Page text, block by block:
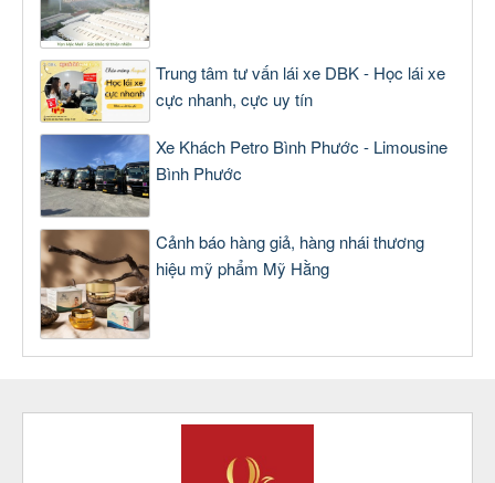
Trung tâm tư vấn lái xe DBK - Học lái xe
cực nhanh, cực uy tín
Xe Khách Petro Bình Phước - Limousine
Bình Phước
Cảnh báo hàng giả, hàng nhái thương
hiệu mỹ phẩm Mỹ Hằng